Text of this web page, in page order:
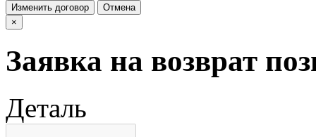
Изменить договор
Отмена
×
Заявка на возврат
Деталь